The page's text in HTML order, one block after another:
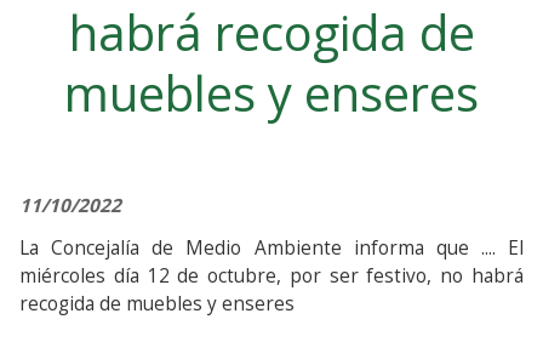
habrá recogida de
muebles y enseres
11/10/2022
La Concejalía de Medio Ambiente informa que .... El
miércoles día 12 de octubre, por ser festivo, no habrá
recogida de muebles y enseres